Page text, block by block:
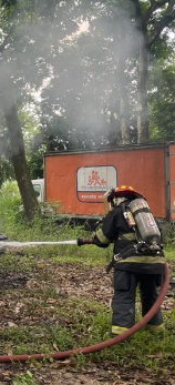
de la Policía
administración
Reyes
Centro de
de La Toma, en
la condena.
siete
a conocer
Hasta el
la situación